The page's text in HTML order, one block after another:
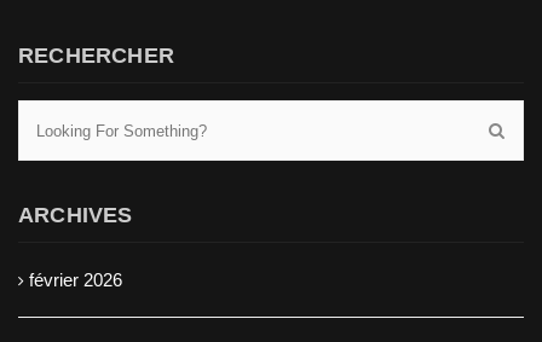
RECHERCHER
ARCHIVES
février 2026